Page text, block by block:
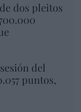
dos pleitos
del
puntos,